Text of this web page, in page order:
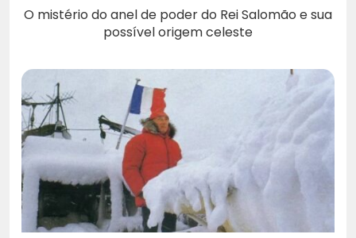
O mistério do anel de poder do Rei Salomão e sua
possível origem celeste